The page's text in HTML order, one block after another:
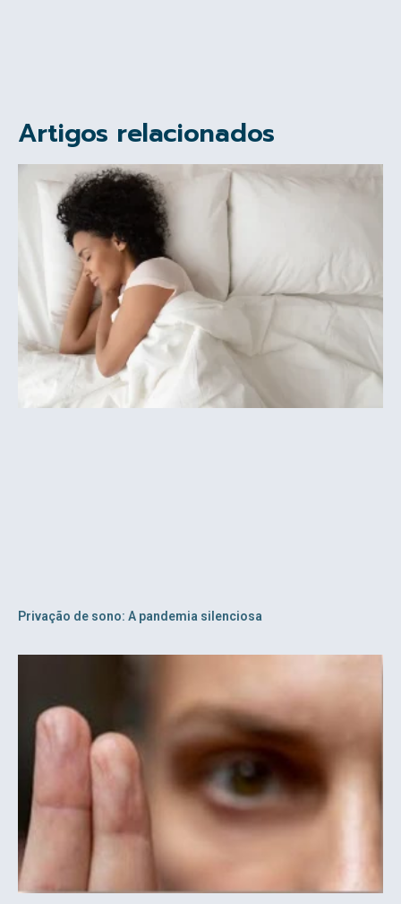
Artigos relacionados
Privação de sono: A pandemia silenciosa